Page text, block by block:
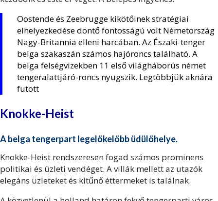
Oostende és Zeebrugge kikötőinek stratégiai
elhelyezkedése döntő fontosságú volt Németország
Nagy-Britannia elleni harcában. Az Északi-tenger
belga szakaszán számos hajóroncs található. A
belga felségvizekben 11 első világháborús német
tengeralattjáró-roncs nyugszik. Legtöbbjük aknára
futott
Knokke-Heist
A belga tengerpart legelőkelőbb üdülőhelye.
Knokke-Heist rendszeresen fogad számos prominens
politikai és üzleti vendéget. A villák mellett az utazók
elegáns üzleteket és kitűnő éttermeket is találnak.